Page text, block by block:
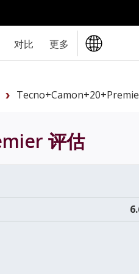
对比 更多
评估